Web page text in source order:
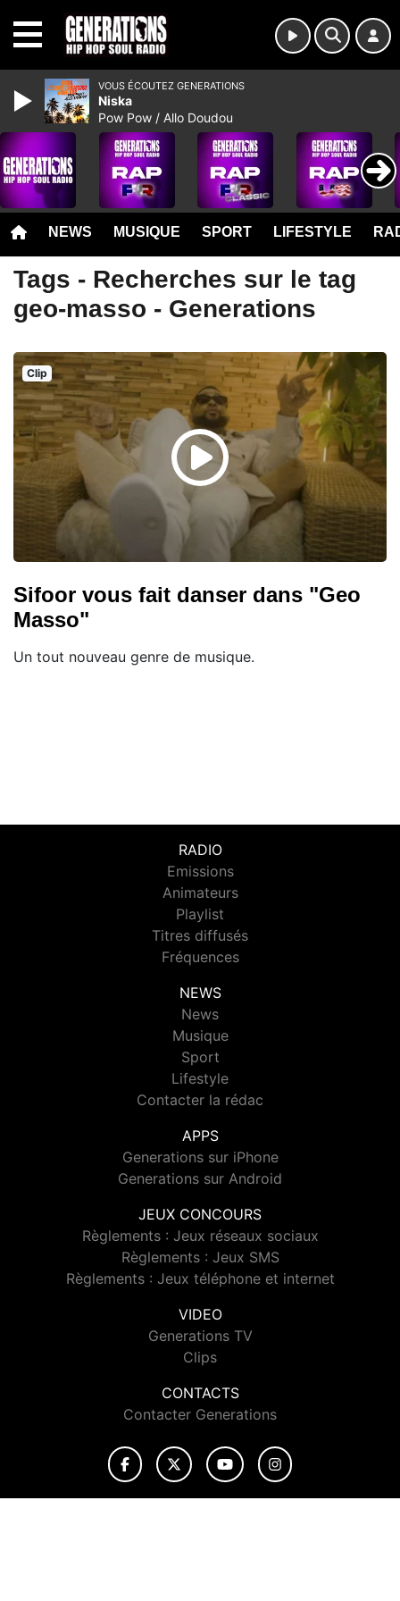
NEWS MUSIQUE SPORT LIFESTYLE
Tags - Recherches sur le tag
geo-masso - Generations
Clip
Sifoor vous fait danser dans "Geo
Masso"
Un tout nouveau genre de musique.
RADIO
Emissions
Animateurs
Playlist
Titres diffusés
Fréquences
NEWS
News
Musique
Sport
Lifestyle
Contacter la rédac
APPS
Generations sur iPhone
Generations sur Android
JEUX CONCOURS
Règlements : Jeux réseaux sociaux
Règlements : Jeux SMS
Règlements : Jeux téléphone et internet
VIDEO
Generations TV
Clips
CONTACTS
Contacter Generations
VOUS ÉCOUTEZ GENERATIONS
Niska
Pow Pow / Allo Doudou